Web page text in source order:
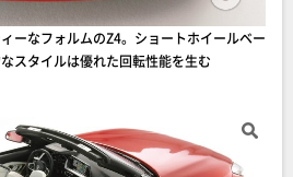
ーなフォルムのZ4。ショートホイールベー
スタイルは優れた回転性能を生む